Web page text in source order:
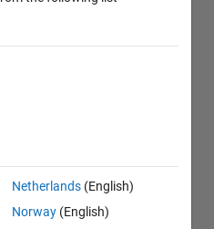
Netherlands (English)
Norway (English)